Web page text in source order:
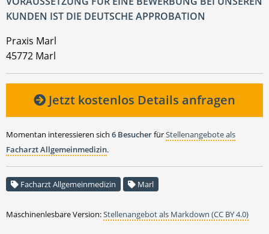
KUNDEN IST DIE DEUTSCHE APPROBATION
Praxis Marl
45772 Marl
Jetzt kostenlos Details anfragen
Momentan interessieren sich 6 BesucherfürStellenangebote als
Facharzt Allgemeinmedizin.
Facharzt Allgemeinmedizin Marl
Maschinenlesbare Version:Stellenangebot als Markdown (CC BY 4.0)